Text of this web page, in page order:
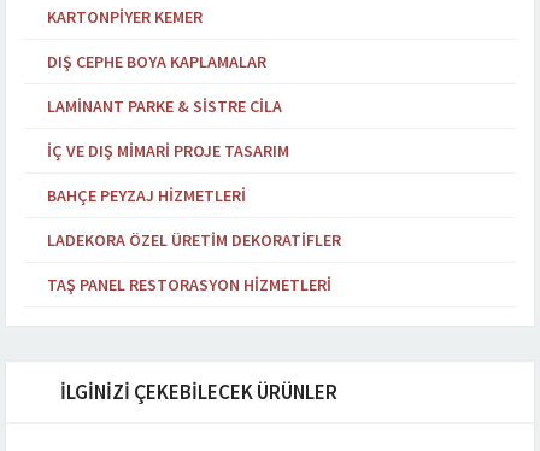
KARTONPIYER KEMER
DIŞ CEPHE BOYA KAPLAMALAR
LAMINANT PARKE & SISTRE CILA
İÇ VE DIŞ MIMARI PROJE TASARIM
BAHÇE PEYZAJ HIZMETLERI
LADEKORA ÖZEL ÜRETIM DEKORATIFLER
TAŞ PANEL RESTORASYON HIZMETLERI
İLGİNİZİ ÇEKEBİLECEK ÜRÜNLER